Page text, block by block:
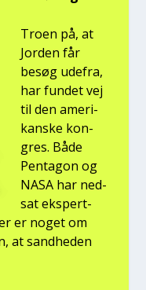
Tro­en på, at
Jor­den får
besøg ude­fra,
har fun­det vej
til den ame­ri­
kan­ske kon­
gres. Både
Pen­ta­gon og
NASA har ned­
sat eks­pert­
er noget om
at sand­he­den